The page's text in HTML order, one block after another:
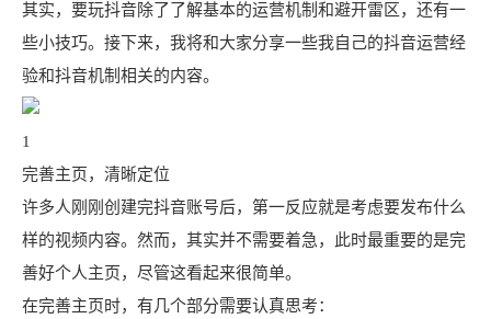
其实，要玩抖音除了了解基本的运营机制和避开雷区，还有一
些小技巧。接下来，我将和大家分享一些我自己的抖音运营经
验和抖音机制相关的内容。
1
完善主页，清晰定位
许多人刚刚创建完抖音账号后，第一反应就是考虑要发布什么
样的视频内容。然而，其实并不需要着急，此时最重要的是完
善好个人主页，尽管这看起来很简单。
在完善主页时，有几个部分需要认真思考：